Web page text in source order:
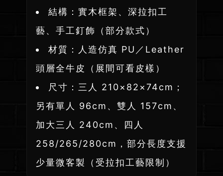
結構：實木框架、深拉扣工
藝、手工釘飾（部分款式）
材質：人造仿真 PU／Leather
頭層全牛皮（展間可看皮樣）
尺寸：三人 210×82×74cm；
另有單人 96cm、雙人 157cm、
加大三人 240cm、四人
258/265/280cm，部分長度支援
少量微客製（受拉扣工藝限制）